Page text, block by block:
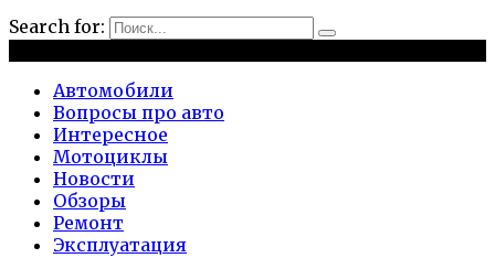
Search for:
Автомобили
Вопросы про авто
Интересное
Мотоциклы
Новости
Обзоры
Ремонт
Эксплуатация